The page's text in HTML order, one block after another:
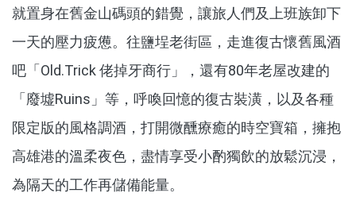
就置身在舊金山碼頭的錯覺，讓旅人們及上班族卸下
一天的壓力疲憊。往鹽埕老街區，走進復古懷舊風酒
吧「Old.Trick 佬掉牙商行」，還有80年老屋改建的
「廢墟Ruins」等，呼喚回憶的復古裝潢，以及各種
限定版的風格調酒，打開微醺療癒的時空寶箱，擁抱
高雄港的溫柔夜色，盡情享受小酌獨飲的放鬆沉浸，
為隔天的工作再儲備能量。